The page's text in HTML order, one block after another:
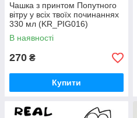
Чашка з принтом Попутного
вітру у всіх твоїх починаннях
330 мл (KR_PIG016)
В наявності
270 ₴
Купити